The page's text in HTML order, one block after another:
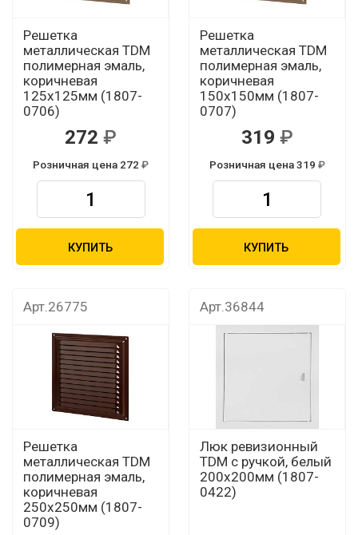
Решетка
металлическая TDM
полимерная эмаль,
коричневая
125х125мм (1807-
0706)
272
Розничная цена 272
КУПИТЬ
Решетка
металлическая TDM
полимерная эмаль,
коричневая
150х150мм (1807-
0707)
319
Розничная цена 319
КУПИТЬ
Арт.26775
Решетка
металлическая TDM
полимерная эмаль,
коричневая
250х250мм (1807-
0709)
Арт.36844
Люк ревизионный
TDM с ручкой, белый
200х200мм (1807-
0422)